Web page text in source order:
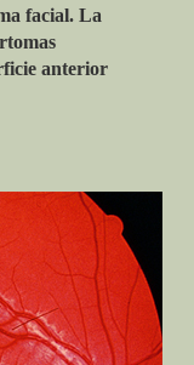
facial. La
anterior